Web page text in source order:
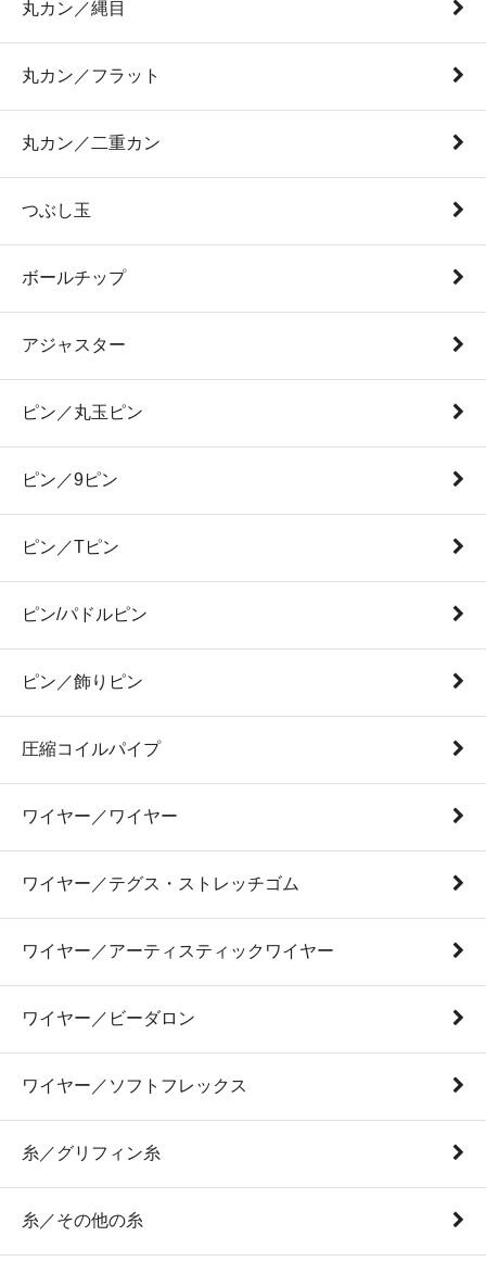
丸カン／縄目
丸カン／フラット
丸カン／二重カン
つぶし玉
ボールチップ
アジャスター
ピン／丸玉ピン
ピン／9ピン
ピン／Tピン
ピン/パドルピン
ピン／飾りピン
圧縮コイルパイプ
ワイヤー／ワイヤー
ワイヤー／テグス・ストレッチゴム
ワイヤー／アーティスティックワイヤー
ワイヤー／ビーダロン
ワイヤー／ソフトフレックス
糸／グリフィン糸
糸／その他の糸